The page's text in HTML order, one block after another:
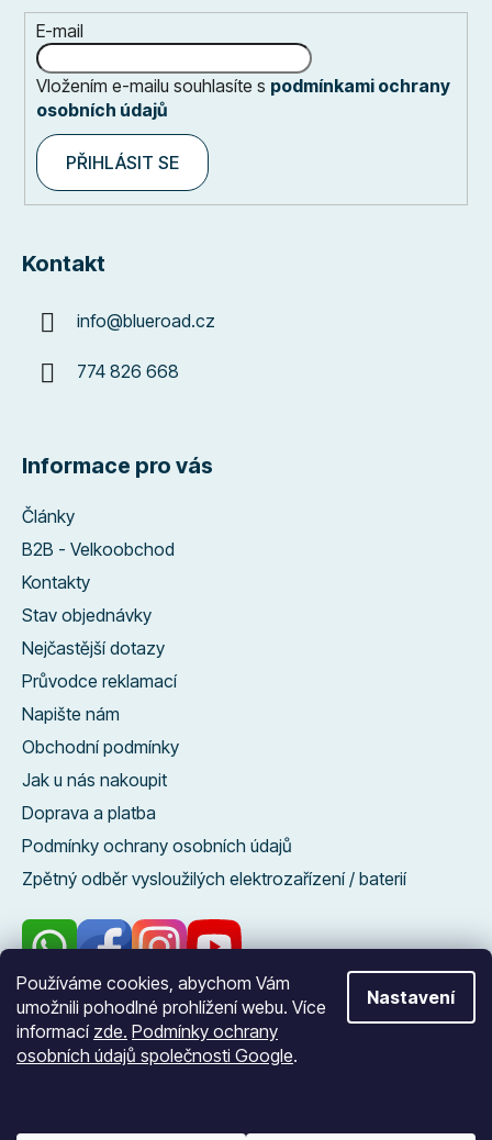
Používáme cookies, abychom Vám
umožnili pohodlné prohlížení webu. Více
informací zde. Podmínky ochrany
osobních údajů společnosti Google.
Nastavení
E-mail
Vložením e-mailu souhlasíte s podmínkami ochrany
osobních údajů
PŘIHLÁSIT SE
Kontakt
info@blueroad.cz
774 826 668
Informace pro vás
Články
B2B - Velkoobchod
Kontakty
Stav objednávky
Nejčastější dotazy
Průvodce reklamací
Napište nám
Obchodní podmínky
Jak u nás nakoupit
Doprava a platba
Podmínky ochrany osobních údajů
Zpětný odběr vysloužilých elektrozařízení / baterií
96 %
zákazníků nás
doporučuje